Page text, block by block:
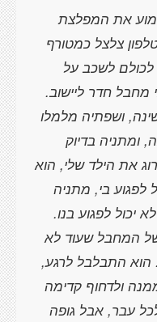
את המפלצת
צלצל כמטורף
לכולם לשכב על
חדר ליישוב.
ושפתיה מלמלו
ומתניה בדיוק
את הילד שלי, הוא
לפגוע בי, מתניה
המחבל שעוד לא
התבלבל לרגע,
ולדחוף קדימה
עבר, אבל גופה